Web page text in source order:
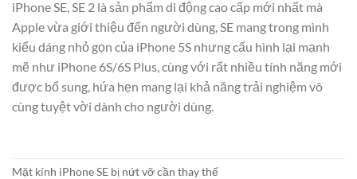
iPhone SE, SE 2 là sản phẩm di động cao cấp mới nhất mà
Apple vừa giới thiệu đến người dùng, SE mang trong mình
kiểu dáng nhỏ gọn của iPhone 5S nhưng cấu hình lại mạnh
mẽ như iPhone 6S/6S Plus, cùng với rất nhiều tính năng mới
được bổ sung, hứa hẹn mang lại khả năng trải nghiệm vô
cùng tuyệt vời dành cho người dùng.
Mặt kính iPhone SE bị nứt vỡ cần thay thế